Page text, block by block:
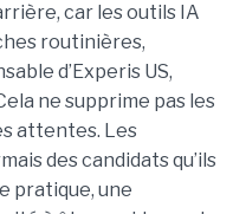
car les outils IA
routinières,
d’Experis US,
ne supprime pas les
attentes. Les
des candidats qu’ils
pratique, une